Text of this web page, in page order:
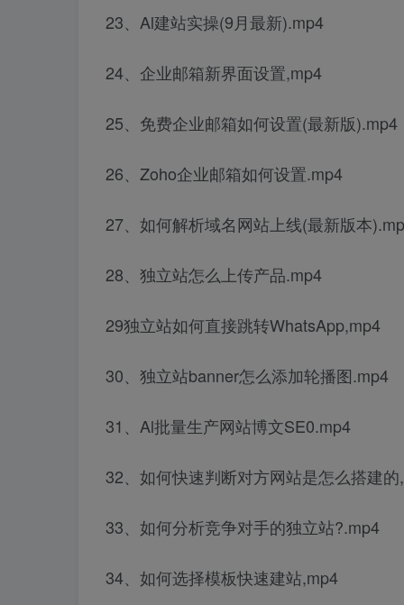
23、Al建站实操(9月最新).mp4
24、企业邮箱新界面设置,mp4
25、免费企业邮箱如何设置(最新版).mp4
26、Zoho企业邮箱如何设置.mp4
27、如何解析域名网站上线(最新版本
28、独立站怎么上传产品.mp4
29独立站如何直接跳转WhatsApp,mp4
30、独立站banner怎么添加轮播图.mp4
31、Al批量生产网站博文SE0.mp4
32、如何快速判断对方网站是怎么搭建
33、如何分析竞争对手的独立站?.mp4
34、如何选择模板快速建站,mp4